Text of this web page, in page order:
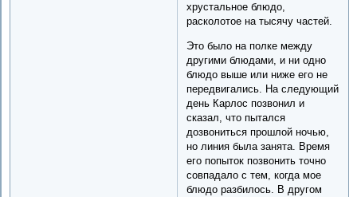
хрустальное блюдо,
расколотое на тысячу частей.
Это было на полке между
другими блюдами, и ни одно
блюдо выше или ниже его не
передвигались. На следующий
день Карлос позвонил и
сказал, что пытался
дозвониться прошлой ночью,
но линия была занята. Время
его попыток позвонить точно
совпадало с тем, когда мое
блюдо разбилось. В другом